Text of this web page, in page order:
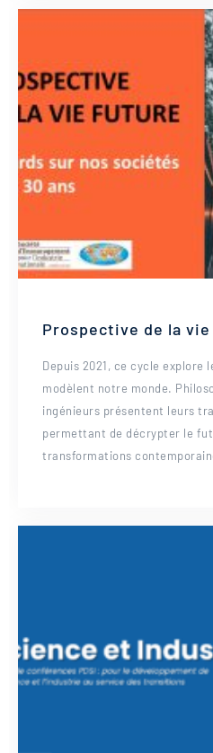
Prospective de la
Depuis 2021, ce cycle explore
modèlent notre monde.
ingénieurs présentent leurs
permettant de décrypter le
transformations